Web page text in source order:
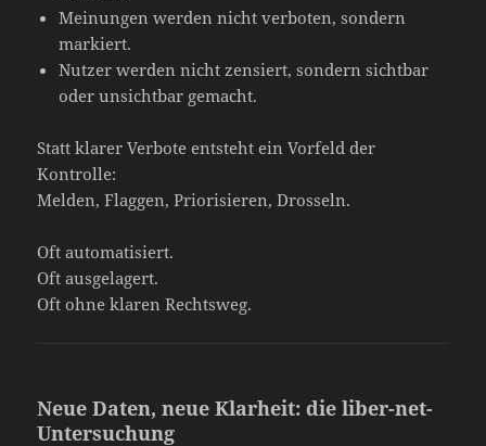
Meinungen werden nicht verboten, sondern
markiert.
Nutzer werden nicht zensiert, sondern sichtbar
oder unsichtbar gemacht.
Statt klarer Verbote entsteht ein Vorfeld der
Kontrolle:
Melden, Flaggen, Priorisieren, Drosseln.
Oft automatisiert.
Oft ausgelagert.
Oft ohne klaren Rechtsweg.
Neue Daten, neue Klarheit: die liber-net-
Untersuchung